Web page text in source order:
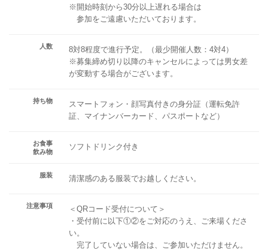
※開始時刻から30分以上遅れる場合は
参加をご遠慮いただいております。
人数
8対8程度で進行予定。（最少開催人数：4対4）
※募集締め切り以降のキャンセルによっては男女差
が変動する場合がございます。
持ち物
スマートフォン・顔写真付きの身分証（運転免許
証、マイナンバーカード、パスポートなど）
お食事
飲み物
ソフトドリンク付き
服装 清潔感のある服装でお越しください。
注意事項
＜QRコード受付について＞
・受付前に以下①②をご対応のうえ、ご来場くださ
い。
完了していない場合は、ご参加いただけません。